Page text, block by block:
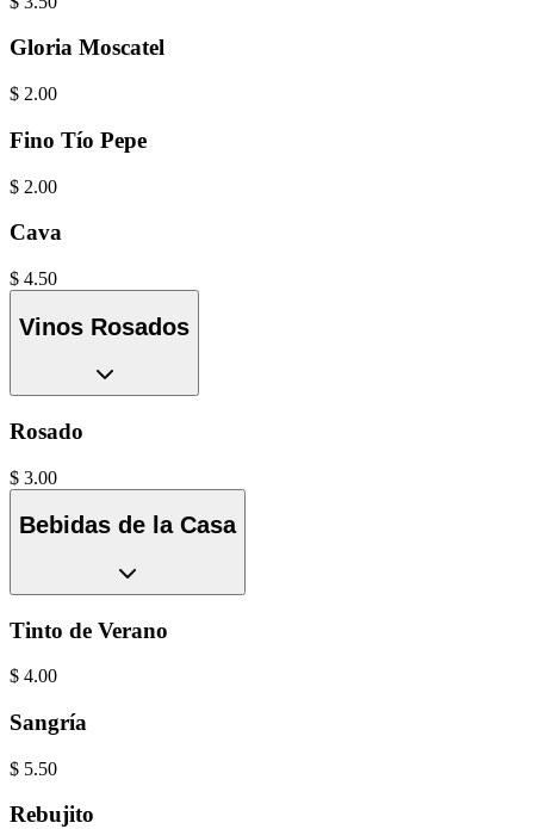
Gloria Moscatel
$ 2.00
Fino Tío Pepe
$ 2.00
Cava
$ 4.50
Vinos Rosados
Rosado
$ 3.00
Bebidas de la Casa
Tinto de Verano
$ 4.00
Sangría
$ 5.50
Rebujito